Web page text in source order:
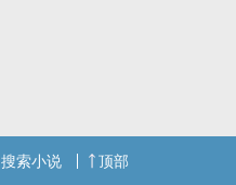
搜索小说 顶部